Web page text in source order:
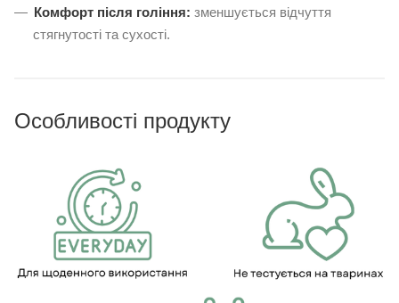
Комфорт після гоління: зменшується відчуття
стягнутості та сухості.
Особливості продукту